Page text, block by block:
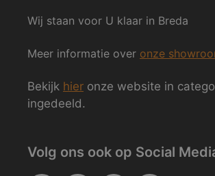
Wij staan voor U klaar in Breda
Meer informatie over onze
Bekijk hier onze website in
ingedeeld.
Volg ons ook op Social